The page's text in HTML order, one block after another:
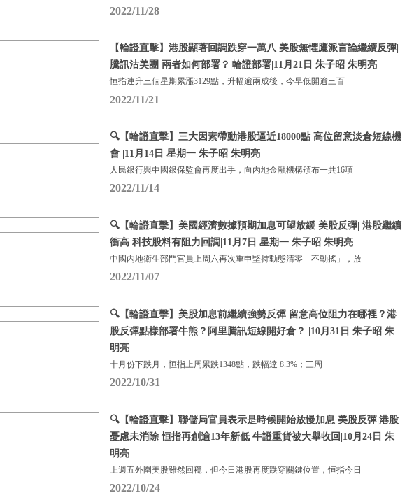
2022/11/28
【輪證直擊】港股顯著回調跌穿一萬八 美股無懼鷹派言論繼續反彈|
騰訊沽美團 兩者如何部署？|輪證部署|11月21日 朱子昭 朱明亮
恒指連升三個星期累漲3129點，升幅逾兩成後，今早低開逾三百
2022/11/21
🔍【輪證直擊】三大因素帶動港股逼近18000點 高位留意淡倉短線機
會 |11月14日 星期一 朱子昭 朱明亮
人民銀行與中國銀保監會再度出手，向內地金融機構頒布一共16項
2022/11/14
🔍【輪證直擊】美國經濟數據預期加息可望放緩 美股反彈| 港股繼續
衝高 科技股料有阻力回調|11月7日 星期一 朱子昭 朱明亮
中國內地衛生部門官員上周六再次重申堅持動態清零「不動搖」，放
2022/11/07
🔍【輪證直擊】美股加息前繼續強勢反彈 留意高位阻力在哪裡？港
股反彈點樣部署牛熊？阿里騰訊短線開好倉？ |10月31日 朱子昭 朱
明亮
十月份下跌月，恒指上周累跌1348點，跌幅達 8.3%；三周
2022/10/31
🔍【輪證直擊】聯儲局官員表示是時候開始放慢加息 美股反彈|港股
憂慮未消除 恒指再創逾13年新低 牛證重貨被大舉收回|10月24日 朱
明亮
上週五外圍美股雖然回穩，但今日港股再度跌穿關鍵位置，恒指今日
2022/10/24